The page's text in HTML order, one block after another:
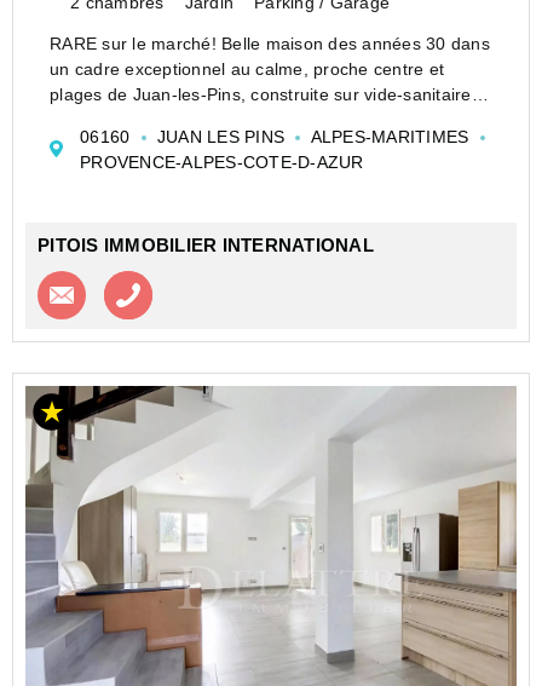
RARE sur le marché! Belle maison des années 30 dans
un cadre exceptionnel au calme, proche centre et
plages de Juan-les-Pins, construite sur vide-sanitaire.
cuisine ouverte sur le séjour, 2 belles terrasses...
06160 JUAN LES PINS
ALPES-MARITIMES
PROVENCE-ALPES-COTE-D-AZUR
PITOIS IMMOBILIER INTERNATIONAL
Contacter l'agence